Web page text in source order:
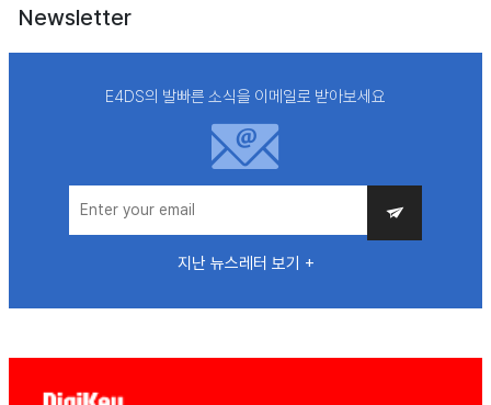
Newsletter
E4DS의 발빠른 소식을 이메일로 받아보세요
지난 뉴스레터 보기 +